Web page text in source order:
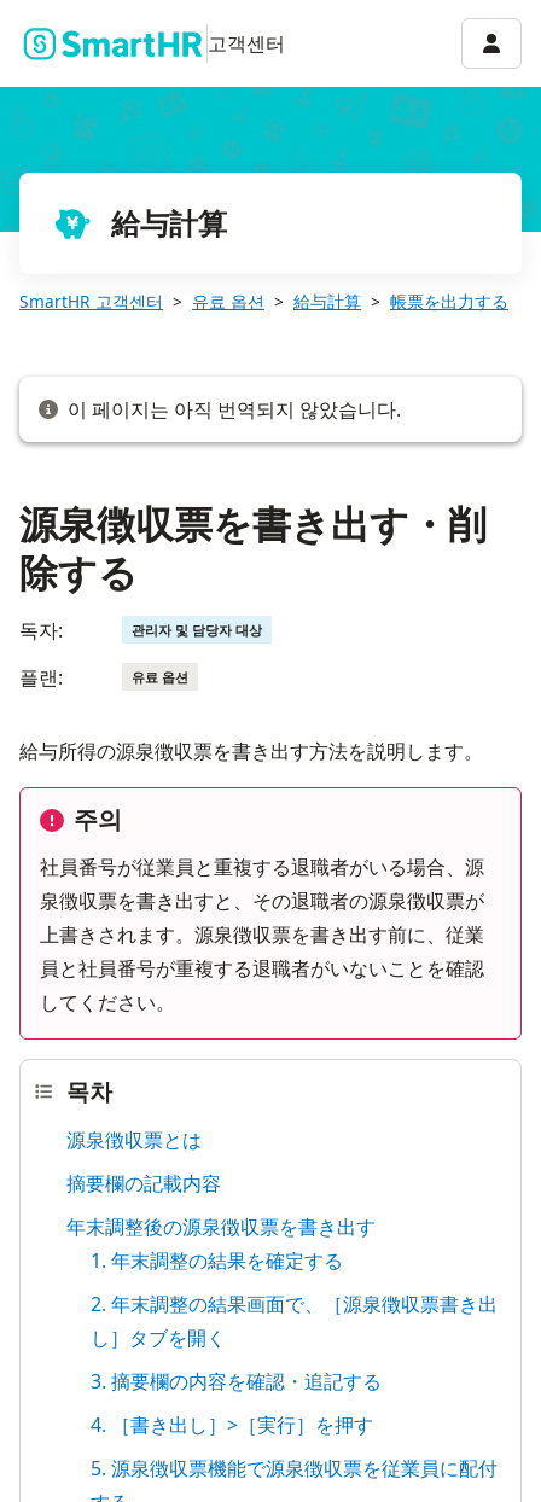
고객센터 계정
給与計算
SmartHR 고객센터 유료 옵션 給与計算 帳票を出力する
이 페이지는 아직 번역되지 않았습니다.
源泉徴収票を書き出す・削
除する
독자: 관리자 및 담당자 대상
플랜: 유료 옵션
給与所得の源泉徴収票を書き出す方法を説明します。
주의
社員番号が従業員と重複する退職者がいる場合、源
泉徴収票を書き出すと、その退職者の源泉徴収票が
上書きされます。源泉徴収票を書き出す前に、従業
員と社員番号が重複する退職者がいないことを確認
してください。
목차
源泉徴収票とは
摘要欄の記載内容
年末調整後の源泉徴収票を書き出す
1. 年末調整の結果を確定する
2. 年末調整の結果画面で、［源泉徴収票書き出
し］タブを開く
3. 摘要欄の内容を確認・追記する
4. ［書き出し］>［実行］を押す
5. 源泉徴収票機能で源泉徴収票を従業員に配付